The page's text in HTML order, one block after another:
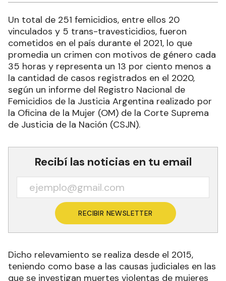
Un total de 251 femicidios, entre ellos 20
vinculados y 5 trans-travesticidios, fueron
cometidos en el país durante el 2021, lo que
promedia un crimen con motivos de género cada
35 horas y representa un 13 por ciento menos a
la cantidad de casos registrados en el 2020,
según un informe del Registro Nacional de
Femicidios de la Justicia Argentina realizado por
la Oficina de la Mujer (OM) de la Corte Suprema
de Justicia de la Nación (CSJN).
Recibí las noticias en tu email
RECIBIR NEWSLETTER
Dicho relevamiento se realiza desde el 2015,
teniendo como base a las causas judiciales en las
que se investigan muertes violentas de mujeres